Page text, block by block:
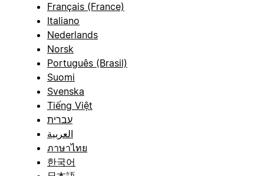
Français (France)
Italiano
Nederlands
Norsk
Português (Brasil)
Suomi
Svenska
Tiếng Việt
עברית
العربية
ภาษาไทย
한국어